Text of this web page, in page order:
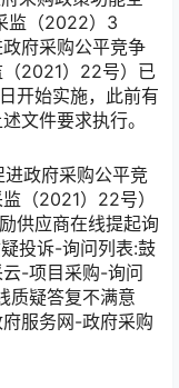
监（2022）3
府采购公平竞争
2021）22号）已
开始实施，此前有
文件要求执行。
政府采购公平竞
（2021）22号）
供应商在线提起询
投诉-询问列表:鼓
-项目采购-询问
质疑答复不满意
服务网-政府采购